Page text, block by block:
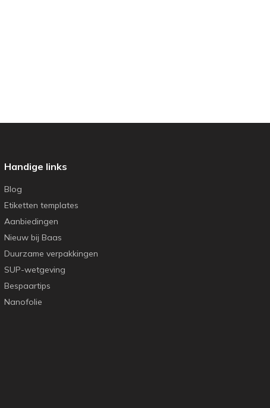
Handige links
Blog
Etiketten templates
Aanbiedingen
Nieuw bij Baas
Duurzame verpakkingen
SUP-wetgeving
Bespaartips
Nanofolie